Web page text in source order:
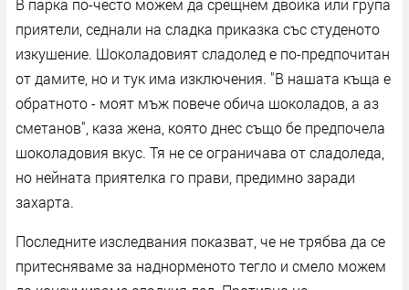
В парка по-често можем да срещнем двойка или група
приятели, седнали на сладка приказка със студеното
изкушение. Шоколадовият сладолед е по-предпочитан
от дамите, но и тук има изключения. "В нашата къща е
обратното - моят мъж повече обича шоколадов, а аз
сметанов", каза жена, която днес също бе предпочела
шоколадовия вкус. Тя не се ограничава от сладоледа,
но нейната приятелка го прави, предимно заради
захарта.
Последните изследвания показват, че не трябва да се
притесняваме за наднорменото тегло и смело можем